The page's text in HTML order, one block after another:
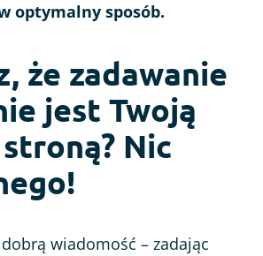
optymalny sposób.
że zadawanie
jest Twoją
Nic
wiadomość – zadając